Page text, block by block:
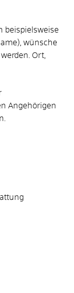
beispielsweise
wünsche
Ort,
Angehörigen